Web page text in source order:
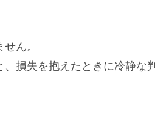
ん。
損失を抱えたときに冷静な